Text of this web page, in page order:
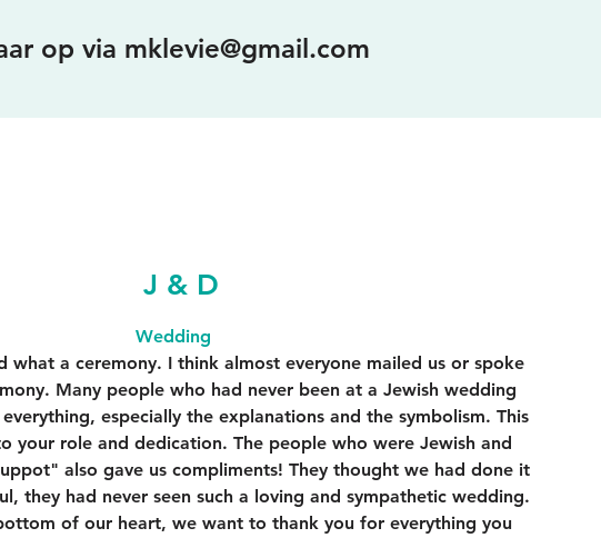
op via mklevie@gmail.com
J & D
Wedding
what a ceremony. I think almost everyone mailed us or spoke
Many people who had never been at a Jewish wedding
especially the explanations and the symbolism. This
your role and dedication. The people who were Jewish and
also gave us compliments! They thought we had done it
they had never seen such a loving and sympathetic wedding.
of our heart, we want to thank you for everything you